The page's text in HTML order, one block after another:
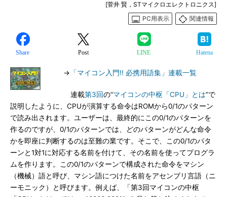
[菅井 賢，STマイクロエレクトロニクス]
PC用表示
関連情報
Share Post LINE Hatena
→ 「マイコン入門!! 必携用語集」連載一覧
連載第3回の“マイコンの中枢「CPU」とは”で
説明したように、CPUが演算する命令はROMから0/1のパターン
で読み出されます。ユーザーは、最終的にこの0/1のパターンを
作るのですが、0/1のパターンでは、どのパターンがどんな命令
かを即座に判断するのは至難の業です。そこで、この0/1のパタ
ーンと1対1に対応する名前を付けて、その名前を使ってプログラ
ムを作ります。この0/1のパターンで構成された命令をマシン
（機械）語と呼び、マシン語につけた名前をアセンブリ言語（ニ
ーモニック）と呼びます。例えば、「第3回マイコンの中枢